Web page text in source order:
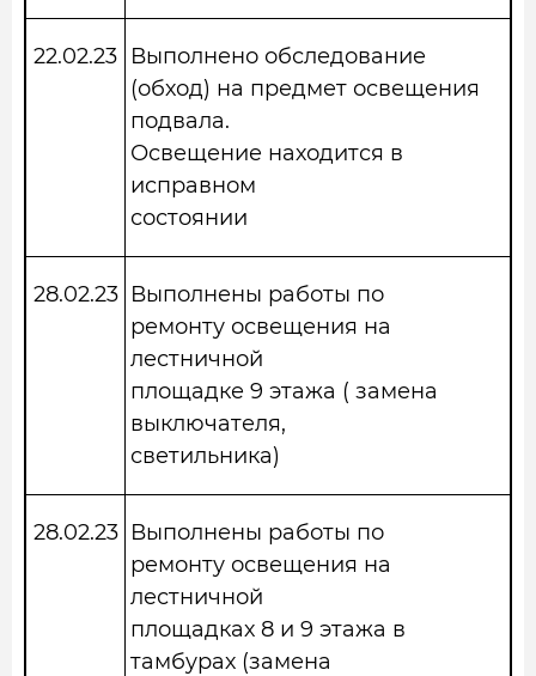
22.02.23 Выполнено обследование
(обход) на предмет освещения
подвала.
Освещение находится в
исправном
состоянии
28.02.23 Выполнены работы по
ремонту освещения на
лестничной
площадке 9 этажа ( замена
выключателя,
светильника)
28.02.23 Выполнены работы по
ремонту освещения на
лестничной
площадках 8 и 9 этажа в
тамбурах (замена